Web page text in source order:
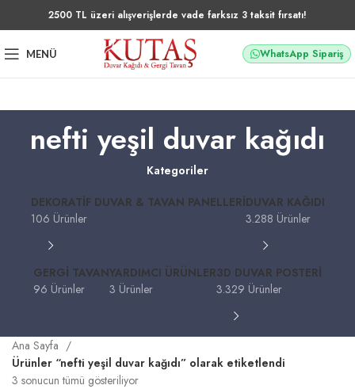
2500 TL üzeri alışverişlerde vade farksız 3 taksit fırsatı!
MENÜ WhatsApp Sipariş
nefti yeşil duvar kağıdı
Kategoriler
DEKORATIF DUVAR & TAVAN PANELLERI
106 Ürünler
DUVAR KAĞIDI
3.288 Ürünler
GERGI TAVAN
96 Ürünler
YARDIMCI ÜRÜNLER
3 Ürünler
3D DUVAR POSTERI
3.329 Ürünler
Ana Sayfa
Ürünler “nefti yeşil duvar kağıdı” olarak etiketlendi
3 sonucun tümü gösteriliyor